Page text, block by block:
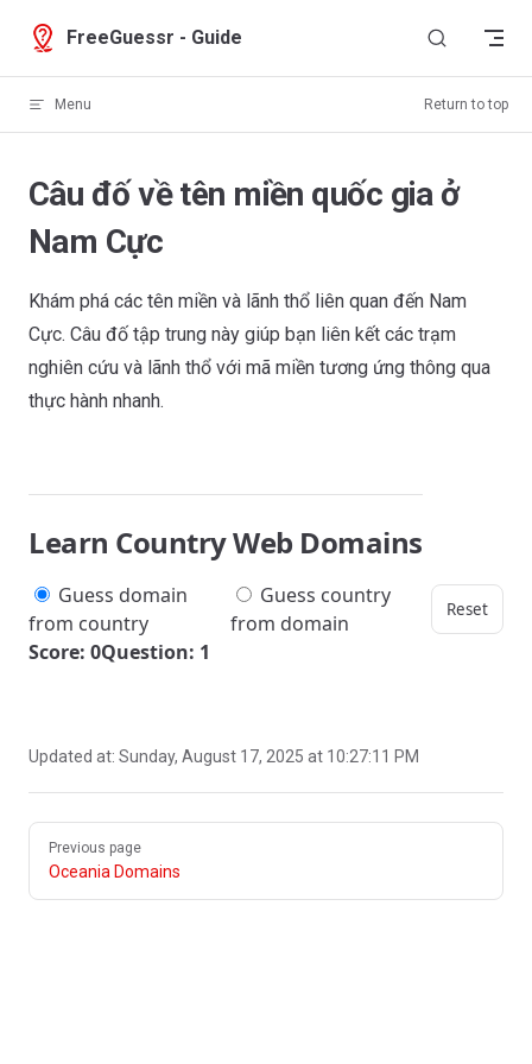
Skip to content
FreeGuessr - Guide
Menu Return to top
Câu đố về tên miền quốc gia ở
Nam Cực
Khám phá các tên miền và lãnh thổ liên quan đến Nam
Cực. Câu đố tập trung này giúp bạn liên kết các trạm
nghiên cứu và lãnh thổ với mã miền tương ứng thông qua
thực hành nhanh.
Learn Country Web Domains
Guess domain
from country
Guess country
from domain
Reset
Score: 0Question: 1
Updated at: Sunday, August 17, 2025 at 10:27:11 PM
Pager
Previous page
Oceania Domains